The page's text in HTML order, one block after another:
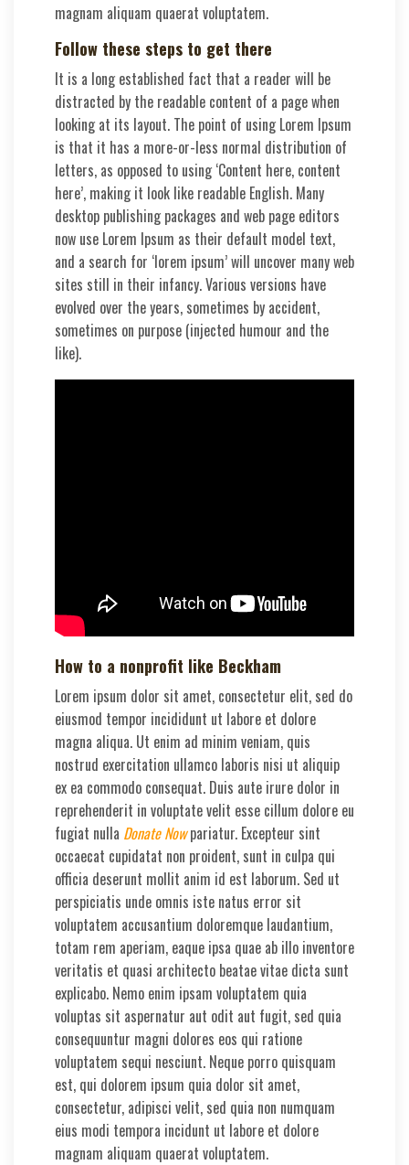
magnam aliquam quaerat voluptatem.
Follow these steps to get there
It is a long established fact that a reader will be
distracted by the readable content of a page when
looking at its layout. The point of using Lorem Ipsum
is that it has a more-or-less normal distribution of
letters, as opposed to using ‘Content here, content
here’, making it look like readable English. Many
desktop publishing packages and web page editors
now use Lorem Ipsum as their default model text,
and a search for ‘lorem ipsum’ will uncover many web
sites still in their infancy. Various versions have
evolved over the years, sometimes by accident,
sometimes on purpose (injected humour and the
like).
How to a nonprofit like Beckham
Lorem ipsum dolor sit amet, consectetur elit, sed do
eiusmod tempor incididunt ut labore et dolore
magna aliqua. Ut enim ad minim veniam, quis
nostrud exercitation ullamco laboris nisi ut aliquip
ex ea commodo consequat. Duis aute irure dolor in
reprehenderit in voluptate velit esse cillum dolore eu
fugiat nulla Donate Nowpariatur. Excepteur sint
occaecat cupidatat non proident, sunt in culpa qui
officia deserunt mollit anim id est laborum. Sed ut
perspiciatis unde omnis iste natus error sit
voluptatem accusantium doloremque laudantium,
totam rem aperiam, eaque ipsa quae ab illo inventore
veritatis et quasi architecto beatae vitae dicta sunt
explicabo. Nemo enim ipsam voluptatem quia
voluptas sit aspernatur aut odit aut fugit, sed quia
consequuntur magni dolores eos qui ratione
voluptatem sequi nesciunt. Neque porro quisquam
est, qui dolorem ipsum quia dolor sit amet,
consectetur, adipisci velit, sed quia non numquam
eius modi tempora incidunt ut labore et dolore
magnam aliquam quaerat voluptatem.